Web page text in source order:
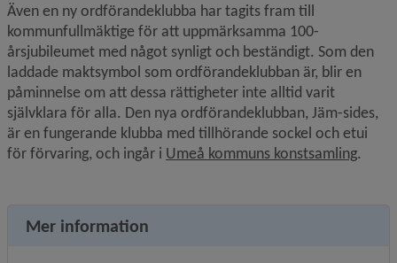
Även en ny ordförandeklubba har tagits fram till
kommunfullmäktige för att uppmärksamma 100-
årsjubileumet med något synligt och beständigt. Som den
laddade maktsymbol som ordförandeklubban är, blir en
påminnelse om att dessa rättigheter inte alltid varit
självklara för alla. Den nya ordförandeklubban, Jäm-sides,
är en fungerande klubba med tillhörande sockel och etui
för förvaring, och ingår i Umeå kommuns konstsamling.
Mer information